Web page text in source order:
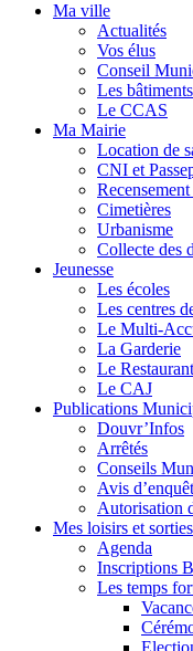
Ma ville
Actualités
Vos élus
Conseil
Les
Le CCAS
Ma Mairie
Location de
CNI et
Cimetières
Urbanisme
Collecte des
Jeunesse
Les écoles
Les centres
Le Multi-
La Garderie
Le
Le CAJ
Publications
Douvr’Infos
Arrêtés
Conseils
Avis
Autorisation
Mes loisirs et sorties
Agenda
Inscriptions
Les temps